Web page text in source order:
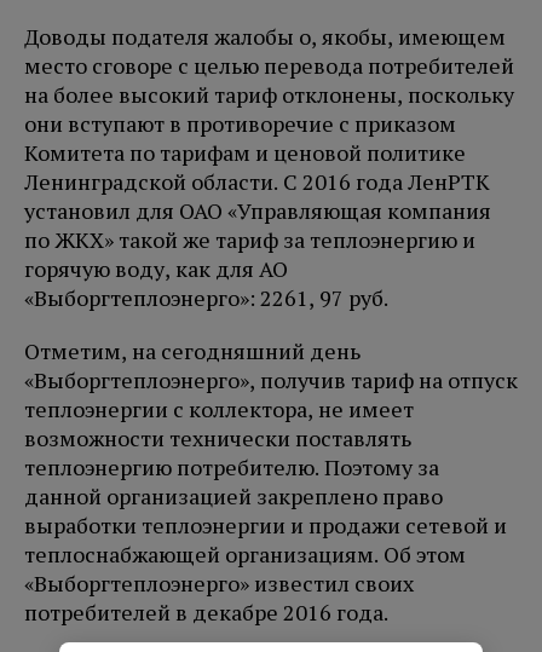
Доводы подателя жалобы о, якобы, имеющем
место сговоре с целью перевода потребителей
на более высокий тариф отклонены, поскольку
они вступают в противоречие с приказом
Комитета по тарифам и ценовой политике
Ленинградской области. С 2016 года ЛенРТК
установил для ОАО «Управляющая компания
по ЖКХ» такой же тариф за теплоэнергию и
горячую воду, как для АО
«Выборгтеплоэнерго»: 2261, 97 руб.
Отметим, на сегодняшний день
«Выборгтеплоэнерго», получив тариф на отпуск
теплоэнергии с коллектора, не имеет
возможности технически поставлять
теплоэнергию потребителю. Поэтому за
данной организацией закреплено право
выработки теплоэнергии и продажи сетевой и
теплоснабжающей организациям. Об этом
«Выборгтеплоэнерго» известил своих
потребителей в декабре 2016 года.